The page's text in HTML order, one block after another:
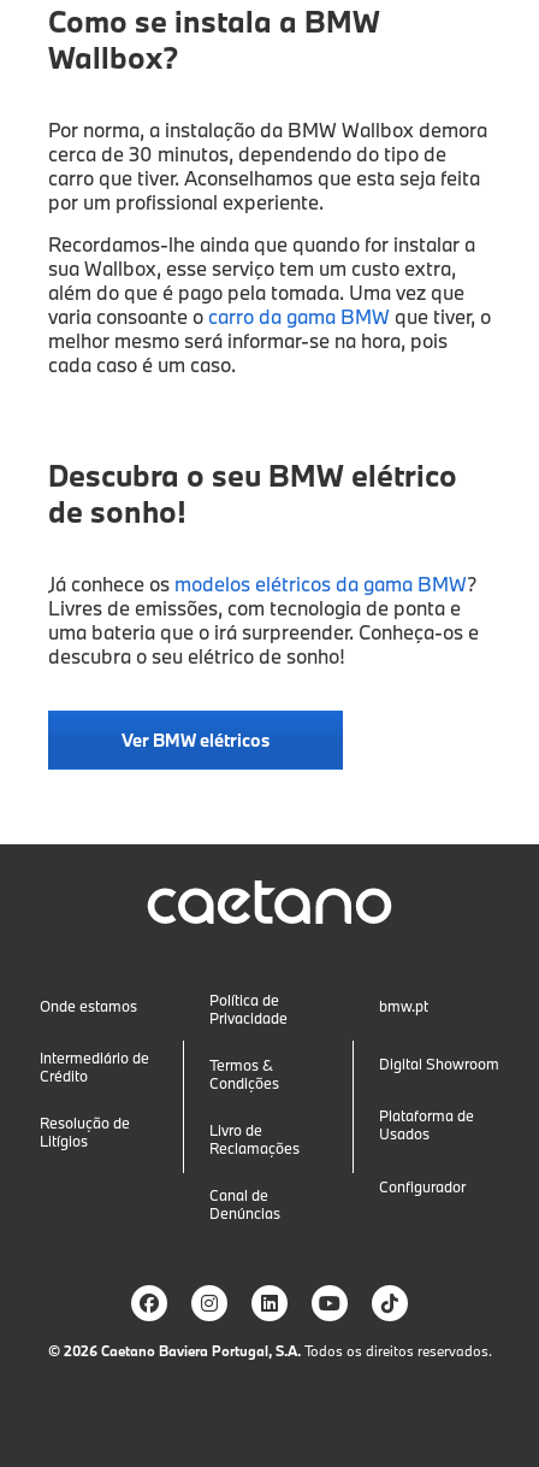
Como se instala a BMW
Wallbox?
Por norma, a instalação da BMW Wallbox demora
cerca de 30 minutos, dependendo do tipo de
carro que tiver. Aconselhamos que esta seja feita
por um profissional experiente.
Recordamos-lhe ainda que quando for instalar a
sua Wallbox, esse serviço tem um custo extra,
além do que é pago pela tomada. Uma vez que
varia consoante o carro da gama BMW que tiver, o
melhor mesmo será informar-se na hora, pois
cada caso é um caso.
Descubra o seu BMW elétrico
de sonho!
Já conhece os modelos elétricos da gama BMW?
Livres de emissões, com tecnologia de ponta e
uma bateria que o irá surpreender. Conheça-os e
descubra o seu elétrico de sonho!
Ver BMW elétricos
Onde estamos
Intermediário de
Crédito
Resolução de
Litígios
Política de
Privacidade
Termos &
Condições
Livro de
Reclamações
Canal de
Denúncias
bmw.pt
Digital Showroom
Plataforma de
Usados
Configurador
© 2026 Caetano Baviera Portugal, S.A. Todos os direitos reservados.